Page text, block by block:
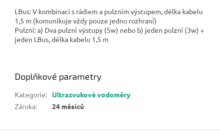
LBus: V kombinaci s rádiem a pulzním výstupem, délka kabelu
1,5 m (komunikuje vždy pouze jedno rozhraní)
Pulzní: a) Dva pulzní výstupy (5w) nebo b) jeden pulzní (3w) +
jeden LBus, délka kabelu 1,5 m
Doplňkové parametry
Kategorie:
Ultrazvukové vodoměry
Záruka: 24 měsíců